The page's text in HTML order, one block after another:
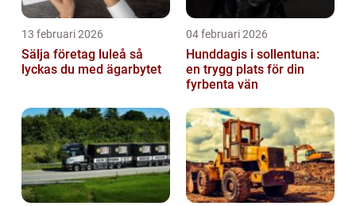
13 februari 2026
Sälja företag luleå så
lyckas du med ägarbytet
04 februari 2026
Hunddagis i sollentuna:
en trygg plats för din
fyrbenta vän